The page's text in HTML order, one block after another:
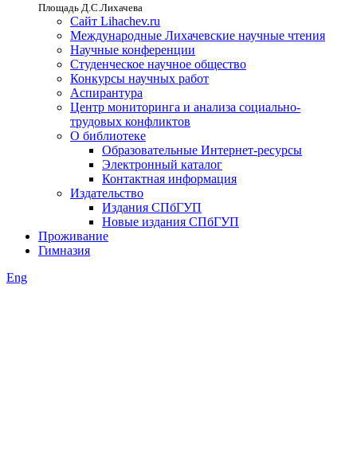
Площадь Д.С.Лихачева
Сайт Lihachev.ru
Международные Лихачевские научные чтения
Научные конференции
Студенческое научное общество
Конкурсы научных работ
Аспирантура
Центр мониторинга и анализа социально-
трудовых конфликтов
О библиотеке
Образовательные Интернет-ресурсы
Электронный каталог
Контактная информация
Издательство
Издания СПбГУП
Новые издания СПбГУП
Проживание
Гимназия
Eng